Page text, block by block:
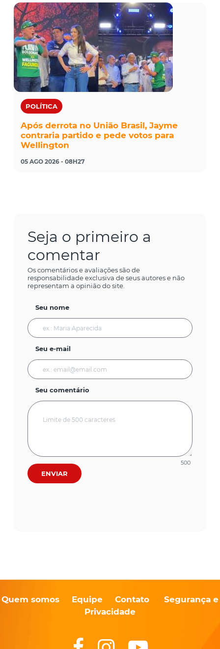
POLÍTICA
Após derrota no União Brasil, Jayme
contraria partido e pede votos para
Wellington
05 AGO 2026 - 08H27
Seja o primeiro a
comentar
Os comentários e avaliações são de
responsabilidade exclusiva de seus autores e não
representam a opinião do site.
Seu nome
Seu e-mail
Seu comentário
500
ENVIAR
Quem somos Equipe Contato
Segurança e
Privacidade